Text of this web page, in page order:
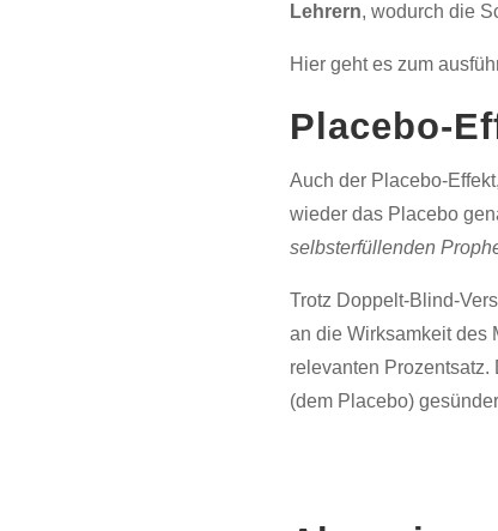
Lehrern, wodurch die
Hier geht es zum
Placebo-
Auch der Placebo-
wieder das Placebo
selbsterfüllenden
Trotz Doppelt-Blind-
an die Wirksamkeit des
relevanten
(dem Placebo)